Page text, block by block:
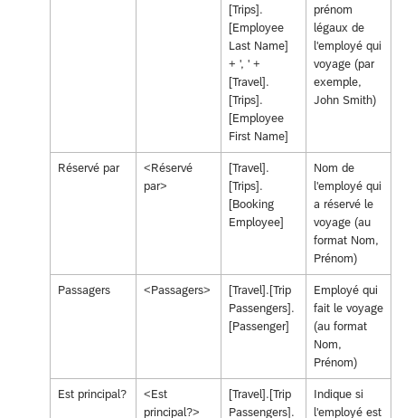
[Trips].
[Employee
Last Name]
+ ', ' +
[Travel].
[Trips].
[Employee
First Name]
prénom
légaux de
l'employé qui
voyage (par
exemple,
John Smith)
Réservé par
<Réservé
par>
[Travel].
[Trips].
[Booking
Employee]
Nom de
l'employé qui
a réservé le
voyage (au
format Nom,
Prénom)
Passagers <Passagers>
[Travel].[Trip
Passengers].
[Passenger]
Employé qui
fait le voyage
(au format
Nom,
Prénom)
Est principal?
<Est
principal?>
[Travel].[Trip
Passengers].
Indique si
l'employé est